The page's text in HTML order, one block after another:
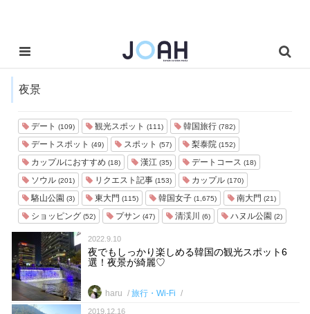
夜景
デート (109) 観光スポット (111) 韓国旅行 (782)
デートスポット (49) スポット (57) 梨泰院 (152)
カップルにおすすめ (18) 漢江 (35) デートコース (18)
ソウル (201) リクエスト記事 (153) カップル (170)
駱山公園 (3) 東大門 (115) 韓国女子 (1,675) 南大門 (21)
ショッピング (52) プサン (47) 清渓川 (6) ハヌル公園 (2)
2022.9.10
夜でもしっかり楽しめる韓国の観光スポット6
選！夜景が綺麗♡
haru 旅行・Wi-Fi
2019.12.16